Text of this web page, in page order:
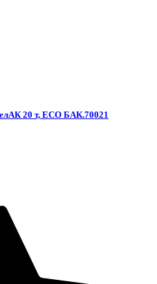
20 т, ECO БАК.70021